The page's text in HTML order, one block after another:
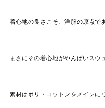
着心地の良さこそ、洋服の原点で
まさにその着心地がやんばいスウ
素材はポリ・コットンをメインに